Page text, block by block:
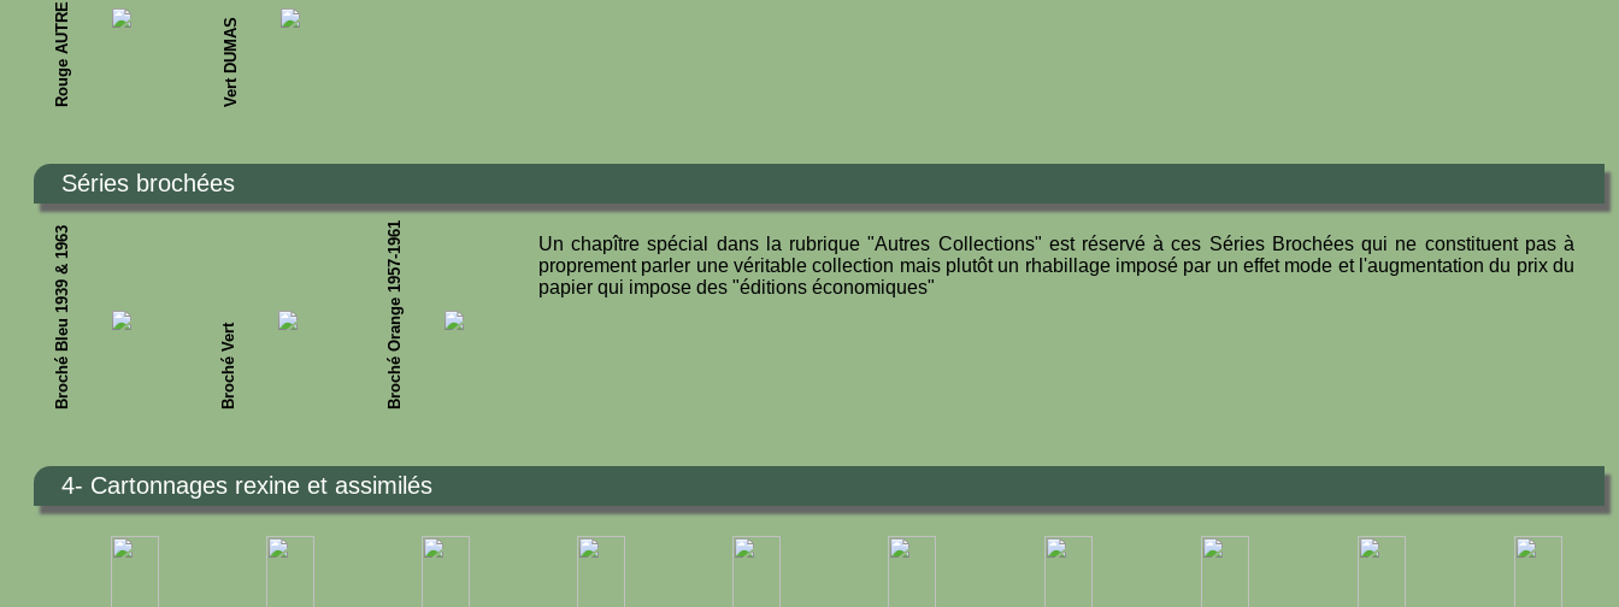
Rouge AUTRE Vert DUMAS
Séries brochées
Broché Bleu 1939 & 1963 Broché Vert Broché Orange 1957-1961
Un chapître spécial dans la rubrique "Autres Collections" est réservé à ces Séries Brochées qui ne constituent pas à
proprement parler une véritable collection mais plutôt un rhabillage imposé par un effet mode et l'augmentation du prix du
papier qui impose des "éditions économiques"
4- Cartonnages rexine et assimilés